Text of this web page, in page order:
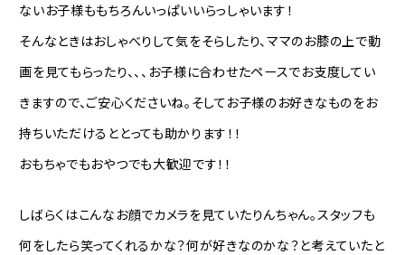
ないお子様ももちろんいっぱいいらっしゃいます！
そんなときはおしゃべりして気をそらしたり、ママのお膝の上で動
画を見てもらったり、、、お子様に合わせたペースでお支度してい
きますので、ご安心くださいね。そしてお子様のお好きなものをお
持ちいただけるととっても助かります！！
おもちゃでもおやつでも大歓迎です！！
しばらくはこんなお顔でカメラを見ていたりんちゃん。スタッフも
何をしたら笑ってくれるかな？何が好きなのかな？と考えていたと